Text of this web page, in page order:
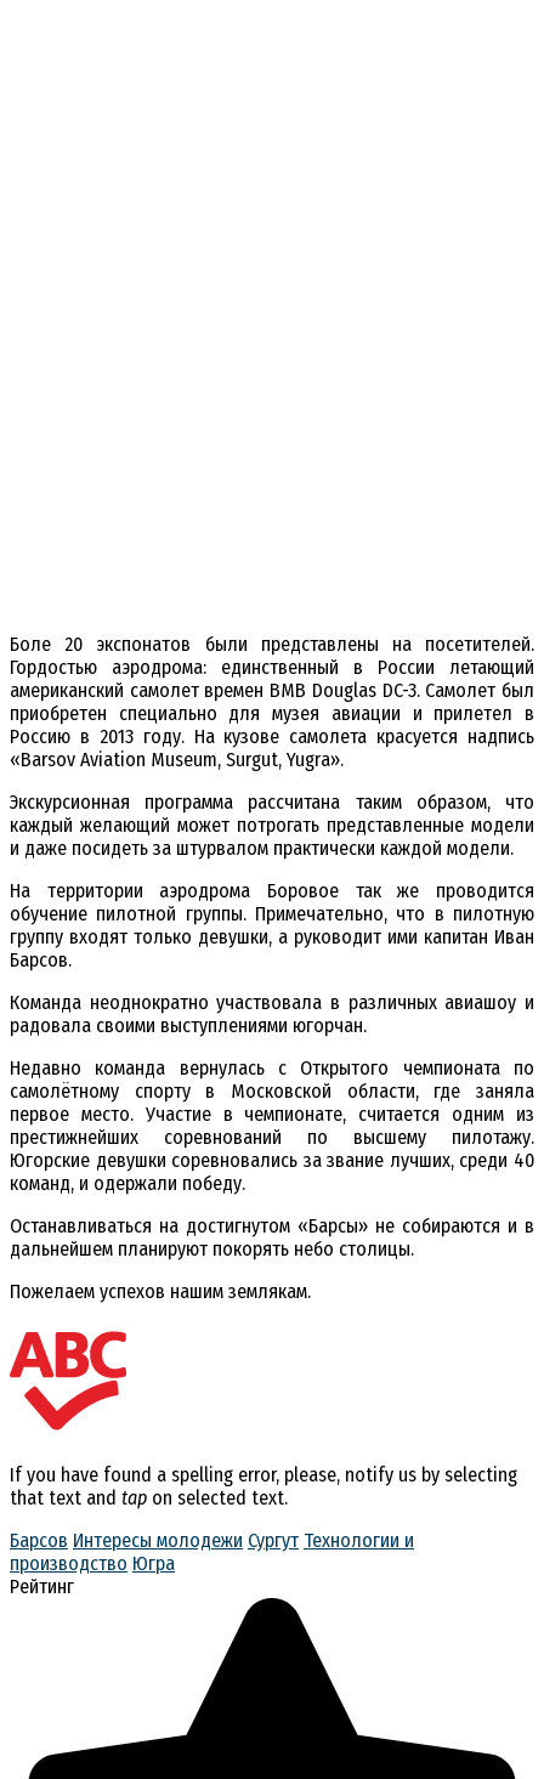
Боле 20 экспонатов были представлены на посетителей.
Гордостью аэродрома: единственный в России летающий
американский самолет времен ВМВ Douglas DC-3. Самолет был
приобретен специально для музея авиации и прилетел в
Россию в 2013 году. На кузове самолета красуется надпись
«Barsov Aviation Museum, Surgut, Yugra».
Экскурсионная программа рассчитана таким образом, что
каждый желающий может потрогать представленные модели
и даже посидеть за штурвалом практически каждой модели.
На территории аэродрома Боровое так же проводится
обучение пилотной группы. Примечательно, что в пилотную
группу входят только девушки, а руководит ими капитан Иван
Барсов.
Команда неоднократно участвовала в различных авиашоу и
радовала своими выступлениями югорчан.
Недавно команда вернулась с Открытого чемпионата по
самолётному спорту в Московской области, где заняла
первое место. Участие в чемпионате, считается одним из
престижнейших соревнований по высшему пилотажу.
Югорские девушки соревновались за звание лучших, среди 40
команд, и одержали победу.
Останавливаться на достигнутом «Барсы» не собираются и в
дальнейшем планируют покорять небо столицы.
Пожелаем успехов нашим землякам.
If you have found a spelling error, please, notify us by selecting
that text and tap on selected text.
Барсов Интересы молодежи Сургут Технологии и
производство Югра
Рейтинг